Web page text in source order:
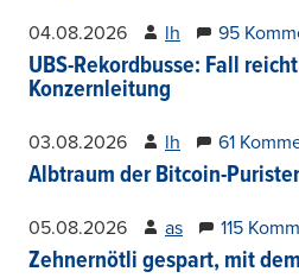
04.08.2026 lh 95
UBS-Rekordbusse: Fall
Konzernleitung
03.08.2026 lh 61
Albtraum der Bitcoin-
05.08.2026 as 115
Zehnernötli gespart, mit